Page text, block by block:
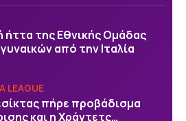
ήττα της Εθνικής Ομάδας
από την Ιταλία
LEAGUE
πήρε προβάδισμα
και η Χράντετς…